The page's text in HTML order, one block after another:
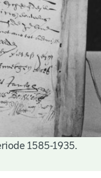
1585-1935.